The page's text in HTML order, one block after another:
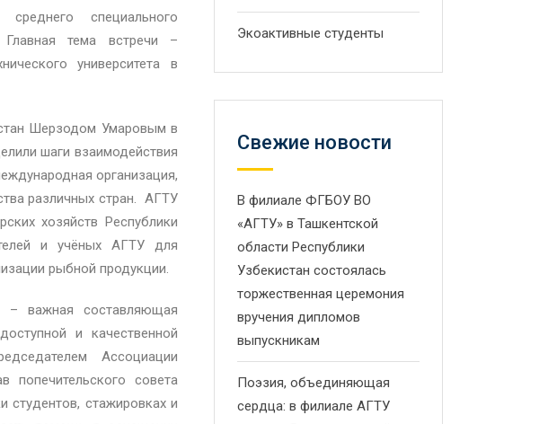
специального
тема встречи –
университета в
Шерзодом Умаровым в
шаги взаимодействия
организация,
различных стран. АГТУ
хозяйств Республики
и учёных АГТУ для
рыбной продукции.
– важная составляющая
и качественной
Ассоциации
совета
студентов, стажировках и
Экоактивные студенты
Свежие новости
В филиале ФГБОУ ВО
«АГТУ» в Ташкентской
области Республики
Узбекистан состоялась
торжественная церемония
вручения дипломов
выпускникам
Поэзия, объединяющая
сердца: в филиале АГТУ